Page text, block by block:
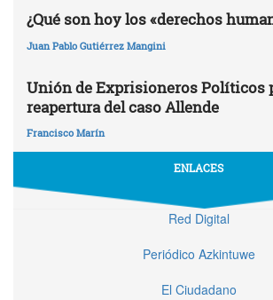
¿Qué son hoy los «derechos
Juan Pablo Gutiérrez Mangini
Unión de Exprisioneros Políticos
reapertura del caso Allende
Francisco Marín
ENLACES
Red Digital
Periódico Azkintuwe
El Ciudadano